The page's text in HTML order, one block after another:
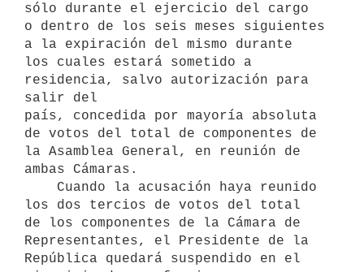
sólo durante el ejercicio del cargo
o dentro de los seis meses siguientes
a la expiración del mismo durante
los cuales estará sometido a
residencia, salvo autorización para
salir del
país, concedida por mayoría absoluta
de votos del total de componentes de
la Asamblea General, en reunión de
ambas Cámaras.
los dos tercios de votos del total
de los componentes de la Cámara de
Representantes, el Presidente de la
República quedará suspendido en el